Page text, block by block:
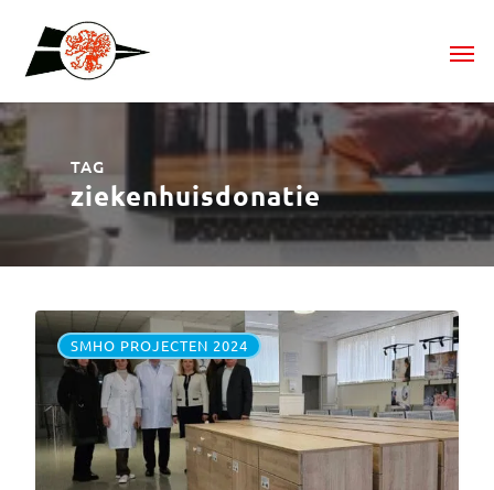
TAG
ziekenhuisdonatie
SMHO PROJECTEN 2024